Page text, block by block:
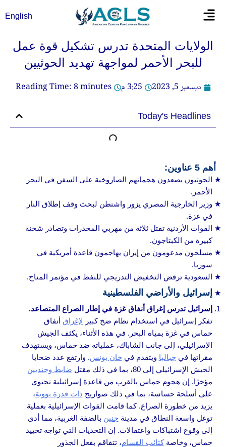
Flyout
English
الولايات المتحدة تدرس تشكيل قوة عمل
للبحر الأحمر لمواجهة تهديد الحوثيين
ديسمبر 5, 2023
3:25 م Reading Time:8minutes
Today's Headlines
أهم 5 عناوين:
الحوثيون يصعدون هجماتهم الصاروخية على السفن في البحر
الأحمر.
وزير الخارجية المصري يزور واشنطن لبحث وقف إطلاق النار
في غزة.
القوات الأردنية تقتل ثلاثة من مهربي المخدرات وتصادر شحنة
كبيرة من الكبتاجون.
مسلحون مدعومون من إيران يهاجمون قاعدة أمريكية في
سوريا.
السعودية ترفض التخفيض التدريجي للنفط في مؤتمر المناخ.
إسرائيل والأراضي الفلسطينية
إسرائيل تدرس إغراق أنفاق غزة في إطار الصراع المتصاعد.
تفكر إسرائيل في استخدام نظام ضخ كبير لإغراق أنفاق
حماس في غزة بمياه البحر. في هذه الأثناء، يكثف الجيش
الإسرائيلي، إلى جانب الشاباك، عملياته ضد حماس، ويستهدف
مقراتها في جباليا ويتقدم في خان يونس. وارتفع عدد ضحايا
الجيش الإسرائيلي إلى 80، بما في ذلك مقتل
ضابط وجنديين
مؤخرًا. إن هجوم حماس بالقرب من قاعدة إسرائيلية تحتوي
على أسلحة حساسة، بما في ذلك صواريخ ذات قدرة نووية،
يزيد من خطورة الصراع. كما قامت القوات الإسرائيلية بعملية
توغل واسعة النطاق في مدينة جنين بالضفة الغربية، مما أدى
إلى وقوع اشتباكات واعتقالات. إن التحديات التي تواجه تحييد
حماس، وخاصةكتائب القسام، تتفاقم بفعل الجذور